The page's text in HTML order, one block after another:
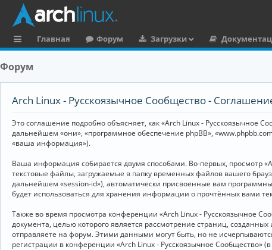
ы
и
Главная Форум Загрузки
Форум
Arch Linux - Русскоязычное Сообщество -
Это соглашение подробно объясняет, как «Arch Linux - Русскоязычное
дальнейшем «они», «программное обеспечение phpBB»,
«ваша информация»).
Ваша информация собирается двумя способами. Во-первых, просмотр
текстовые файлы, загружаемые в папку временных файлов вашего
дальнейшем «session-id»), автоматически присвоенные вам
будет использоваться для хранения информации о прочтённых вами
Также во время просмотра конференции «Arch Linux - Русскоязычное
документа, целью которого является рассмотрение страниц,
отправляете на форум. Этими данными могут быть, но не
регистрации в конференции «Arch Linux - Русскоязычное